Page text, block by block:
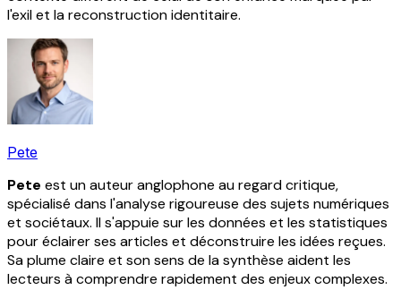
l'exil et la reconstruction identitaire.
Pete
Pete est un auteur anglophone au regard critique,
spécialisé dans l'analyse rigoureuse des sujets numériques
et sociétaux. Il s'appuie sur les données et les statistiques
pour éclairer ses articles et déconstruire les idées reçues.
Sa plume claire et son sens de la synthèse aident les
lecteurs à comprendre rapidement des enjeux complexes.